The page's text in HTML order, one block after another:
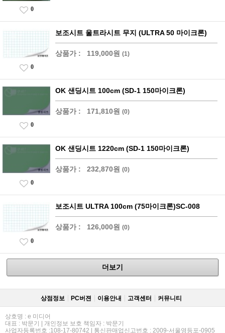
0
보조시트 울트라시트 무지 (ULTRA 50 마이크론)
상품가 : 119,000원 (1)
0
OK 샌딩시트 100cm (SD-1 150마이크론)
상품가 : 171,810원 (0)
0
OK 샌딩시트 1220cm (SD-1 150마이크론)
상품가 : 232,870원 (0)
0
보조시트 ULTRA 100cm (75마이크론)SC-008
상품가 : 126,000원 (0)
0
더보기
상점정보 PC버젼 이용안내 고객센터 커뮤니티
상호명 : e 미디어
대표 : 박문기 | 개인정보 보호 책임자 : 박문기
사업자등록번호 :108-17-80742 | 통신판매업신고번호 : 2009-서울영등포-0905